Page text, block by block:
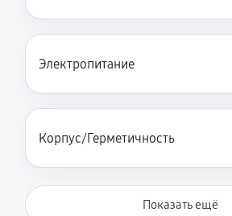
Электропитание
Корпус/Герметичность
Показать ещё